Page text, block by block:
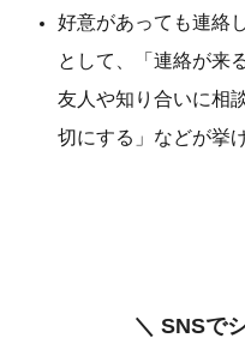
好意があっても連絡
として、「連絡が来
友人や知り合いに相
切にする」などが挙
＼ SNSで